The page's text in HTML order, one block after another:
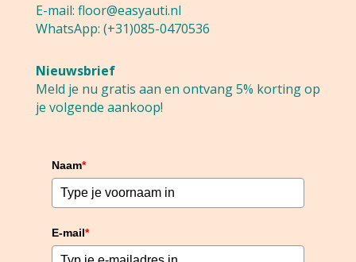
E-mail: floor@easyauti.nl
WhatsApp: (+31)085-0470536
Nieuwsbrief
Meld je nu gratis aan en ontvang 5% korting op
je volgende aankoop!
Naam*
E-mail*